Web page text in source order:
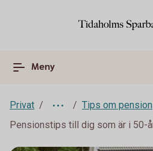
Meny
Privat
Tips om pension
Pensionstips till dig som är i 50-